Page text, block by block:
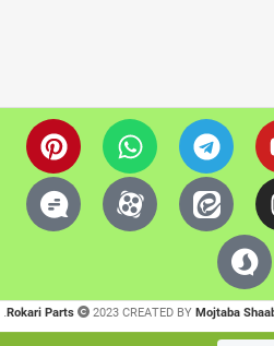
Rokari Parts 2023 CREATED BYMojtaba